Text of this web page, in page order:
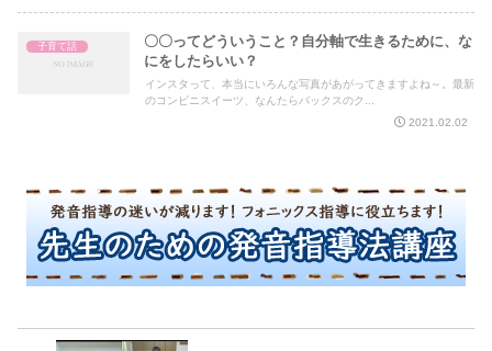
子育て話
〇〇ってどういうこと？自分軸で生きるために、な
にをしたらいい？
インスタって、本当にいろんな写真があがってきますよね～。最新
のコンビニスイーツ、なんたらバックスのク...
2021.02.02